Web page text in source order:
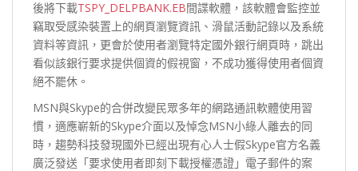
後將下載TSPY_DELPBANK.EB間諜軟體，該軟體會監控並
竊取受感染裝置上的網頁瀏覽資訊、滑鼠活動記錄以及系統
資料等資訊，更會於使用者瀏覽特定國外銀行網頁時，跳出
看似該銀行要求提供個資的假視窗，不成功獲得使用者個資
絕不罷休。
MSN與Skype的合併改變民眾多年的網路通訊軟體使用習
慣，適應嶄新的Skype介面以及悼念MSN小綠人離去的同
時，趨勢科技發現國外已經出現有心人士假Skype官方名義
廣泛發送「要求使用者即刻下載授權憑證」電子郵件的案